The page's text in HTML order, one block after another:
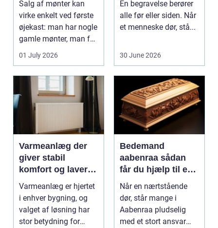
Salg af mønter kan
virke enkelt ved første
øjekast: man har nogle
gamle mønter, man får
dem vurderet...
01 July 2026
En begravelse berører
alle før eller siden. Når
et menneske dør, stå...
30 June 2026
Varmeanlæg der
giver stabil
komfort og lavere
energiregning
Varmeanlæg er hjertet
i enhver bygning, og
valget af løsning har
stor betydning for
Bedemand
aabenraa sådan
får du hjælp til en
værdig afsked
Når en nærtstående
dør, står mange i
Aabenraa pludselig
med et stort ansvar